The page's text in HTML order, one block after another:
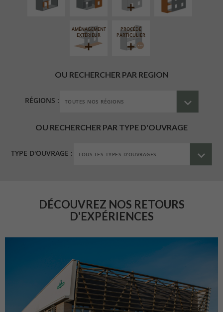
AMÉNAGEMENT
EXTÉRIEUR
PROCÉDÉ
PARTICULIER
OU RECHERCHER PAR REGION
RÉGIONS :
OU RECHERCHER PAR TYPE D'OUVRAGE
TYPE D'OUVRAGE :
DÉCOUVREZ NOS RETOURS
D'EXPÉRIENCES